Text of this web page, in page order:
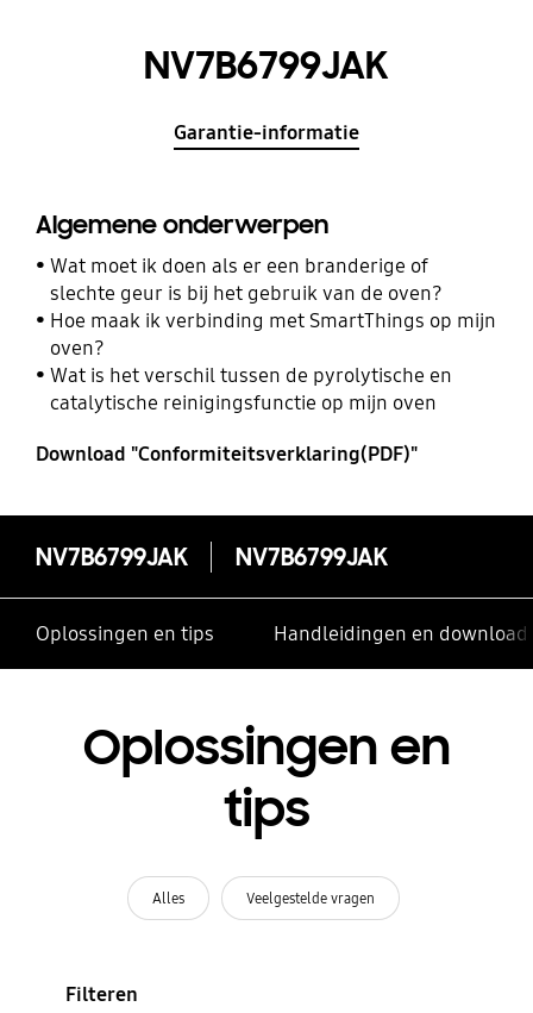
NV7B6799JAK
Garantie-informatie
Algemene onderwerpen
Wat moet ik doen als er een branderige of
slechte geur is bij het gebruik van de oven?
Hoe maak ik verbinding met SmartThings op mijn
oven?
Wat is het verschil tussen de pyrolytische en
catalytische reinigingsfunctie op mijn oven
Download "Conformiteitsverklaring(PDF)"
NV7B6799JAK NV7B6799JAK
Oplossingen en tips Handleidingen en
Oplossingen en
tips
Alles Veelgestelde vragen
Filteren